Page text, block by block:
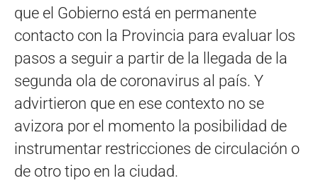
que el Gobierno está en permanente
contacto con la Provincia para evaluar los
pasos a seguir a partir de la llegada de la
segunda ola de coronavirus al país. Y
advirtieron que en ese contexto no se
avizora por el momento la posibilidad de
instrumentar restricciones de circulación o
de otro tipo en la ciudad.